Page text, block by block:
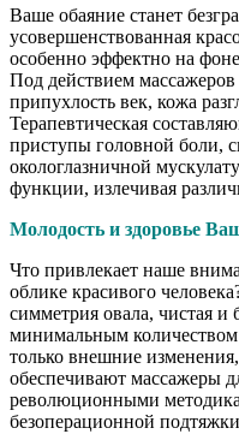
Ваше обаяние станет
усовершенствованная
особенно эффектно на
Под действием
припухлость век, кожа
Терапевтическая
приступы головной боли,
окологлазничной
функции, излечивая
Молодость и здоровье
Что привлекает наше
облике красивого
симметрия овала, чистая и
минимальным
только внешние
обеспечивают массажеры
революционными
безоперационной